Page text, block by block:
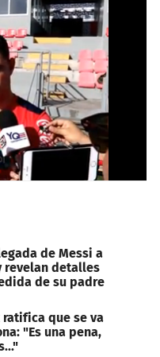
de Messi a
revelan detalles
de su padre
ratifica que se va
"Es una pena,